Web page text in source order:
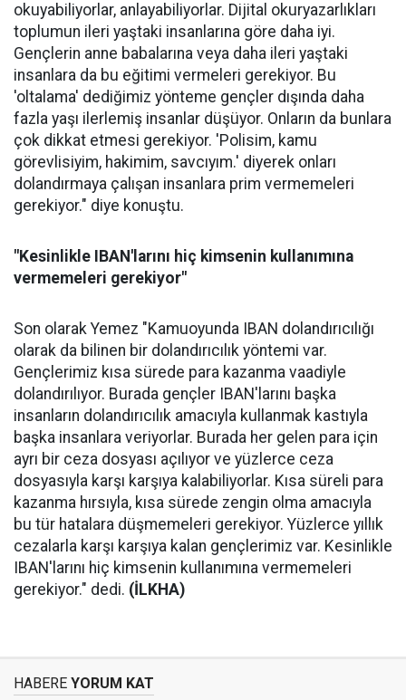
okuyabiliyorlar, anlayabiliyorlar. Dijital okuryazarlıkları
toplumun ileri yaştaki insanlarına göre daha iyi.
Gençlerin anne babalarına veya daha ileri yaştaki
insanlara da bu eğitimi vermeleri gerekiyor. Bu
'oltalama' dediğimiz yönteme gençler dışında daha
fazla yaşı ilerlemiş insanlar düşüyor. Onların da bunlara
çok dikkat etmesi gerekiyor. 'Polisim, kamu
görevlisiyim, hakimim, savcıyım.' diyerek onları
dolandırmaya çalışan insanlara prim vermemeleri
gerekiyor." diye konuştu.
"Kesinlikle IBAN'larını hiç kimsenin kullanımına
vermemeleri gerekiyor"
Son olarak Yemez "Kamuoyunda IBAN dolandırıcılığı
olarak da bilinen bir dolandırıcılık yöntemi var.
Gençlerimiz kısa sürede para kazanma vaadiyle
dolandırılıyor. Burada gençler IBAN'larını başka
insanların dolandırıcılık amacıyla kullanmak kastıyla
başka insanlara veriyorlar. Burada her gelen para için
ayrı bir ceza dosyası açılıyor ve yüzlerce ceza
dosyasıyla karşı karşıya kalabiliyorlar. Kısa süreli para
kazanma hırsıyla, kısa sürede zengin olma amacıyla
bu tür hatalara düşmemeleri gerekiyor. Yüzlerce yıllık
cezalarla karşı karşıya kalan gençlerimiz var. Kesinlikle
IBAN'larını hiç kimsenin kullanımına vermemeleri
gerekiyor." dedi. (İLKHA)
HABERE YORUM KAT